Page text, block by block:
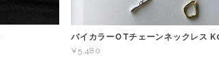
バイカラーOTチェーンネックレス
¥5,480